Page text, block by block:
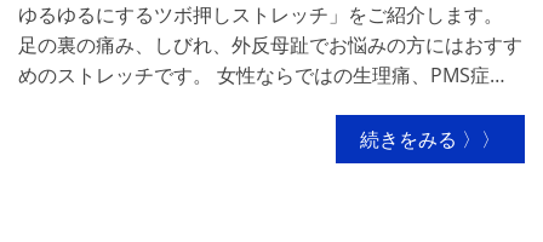
ゆるゆるにするツボ押しストレッチ」をご紹介します。
足の裏の痛み、しびれ、外反母趾でお悩みの方にはおすす
めのストレッチです。 女性ならではの生理痛、PMS症…
続きをみる 〉〉